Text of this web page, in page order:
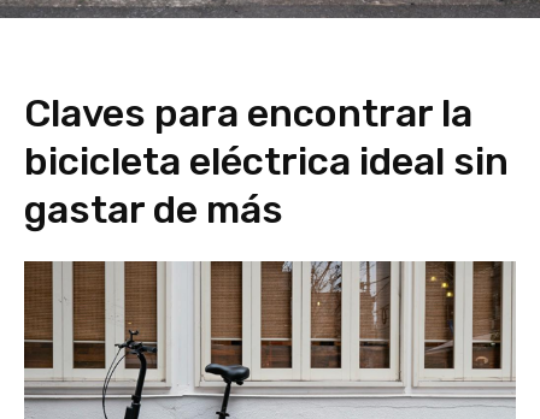
Claves para encontrar la
bicicleta eléctrica ideal sin
gastar de más